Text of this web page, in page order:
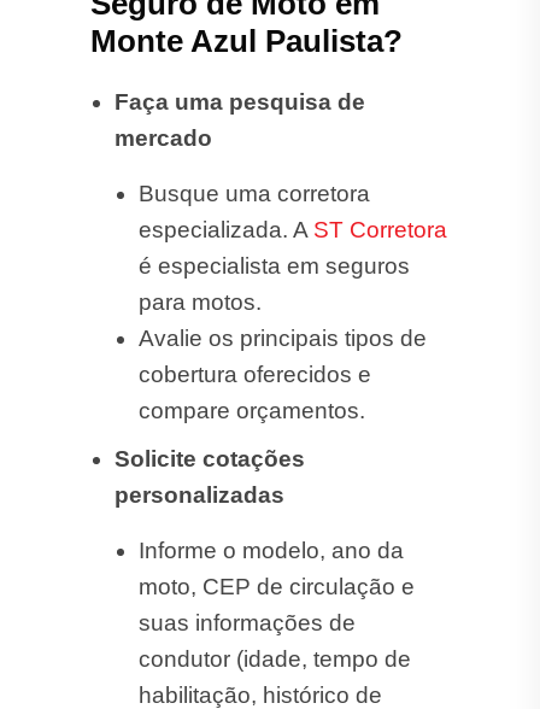
Monte Azul Paulista?
Faça uma pesquisa de
mercado
Busque uma corretora
especializada. A ST Corretora
é especialista em seguros
para motos.
Avalie os principais tipos de
cobertura oferecidos e
compare orçamentos.
Solicite cotações
personalizadas
Informe o modelo, ano da
moto, CEP de circulação e
suas informações de
condutor (idade, tempo de
habilitação, histórico de